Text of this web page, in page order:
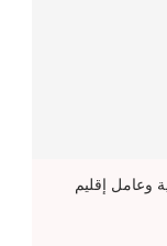
وعامل إقليم